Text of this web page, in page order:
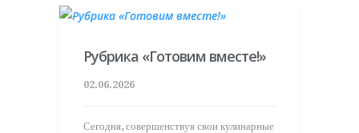
Рубрика «Готовим вместе!»
02.06.2026
Сегодня, совершенствуя свои кулинарные